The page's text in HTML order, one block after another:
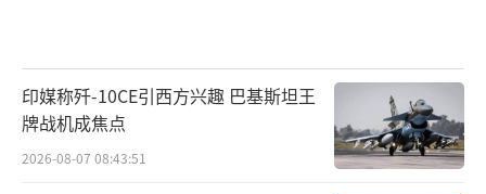
印媒称歼-10CE引西方兴趣 巴基斯坦王
牌战机成焦点
2026-08-07 08:43:51